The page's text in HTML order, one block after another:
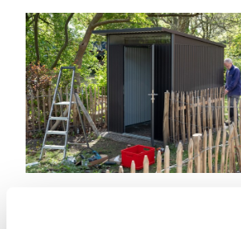
Vielen Dank an die vielen